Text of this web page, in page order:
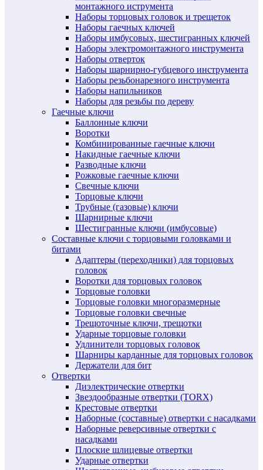
монтажного иструмента
Наборы торцовых головок и трещеток
Наборы гаечных ключей
Наборы имбусовых, шестигранных ключей
Наборы электромонтажного инструмента
Наборы отверток
Наборы шарнирно-губцевого инструмента
Наборы резьбонарезного инструмента
Наборы напильников
Наборы для резьбы по дереву
Гаечные ключи
Баллонные ключи
Воротки
Комбинированные гаечные ключи
Накидные гаечные ключи
Разводные ключи
Рожковые гаечные ключи
Свечные ключи
Торцовые ключи
Трубные (газовые) ключи
Шарнирные ключи
Шестигранные ключи (имбусовые)
Составные ключи с торцовыми головками и
битами
Адаптеры (переходники) для торцовых
головок
Воротки для торцовых головок
Торцовые головки
Торцовые головки многоразмерные
Торцовые головки свечные
Трещоточные ключи, трещотки
Ударные торцовые головки
Удлинители торцовых головок
Шарниры карданные для торцовых головок
Держатели для бит
Отвертки
Диэлектрические отвертки
Звездообразные отвертки (TORX)
Крестовые отвертки
Наборные (составные) отвертки с насадками
Наборные реверсивные отвертки с
насадками
Плоские шлицевые отвертки
Ударные отвертки